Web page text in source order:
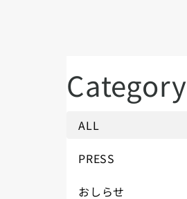
Category
ALL
PRESS
おしらせ